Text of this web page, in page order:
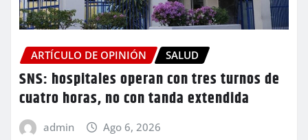
ARTÍCULO DE OPINIÓN SALUD
SNS: hospitales operan con tres turnos de
cuatro horas, no con tanda extendida
admin Ago 6, 2026